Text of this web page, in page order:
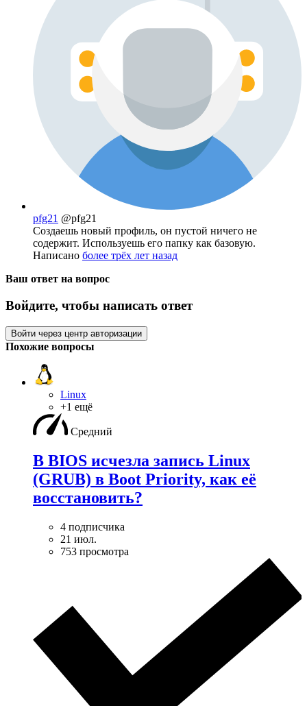
pfg21 @pfg21
Создаешь новый профиль, он пустой ничего не
содержит. Используешь его папку как базовую.
Написано более трёх лет назад
Ваш ответ на вопрос
Войдите, чтобы написать ответ
Войти через центр авторизации
Похожие вопросы
Linux
+1 ещё
Средний
В BIOS исчезла запись Linux
(GRUB) в Boot Priority, как её
восстановить?
4 подписчика
21 июл.
753 просмотра